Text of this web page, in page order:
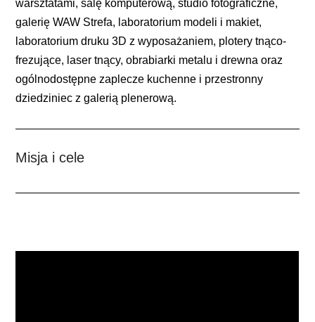
warsztatami, salę komputerową, studio fotograficzne,
galerię WAW Strefa, laboratorium modeli i makiet,
laboratorium druku 3D z wyposażaniem, plotery tnąco-
frezujące, laser tnący, obrabiarki metalu i drewna oraz
ogólnodostępne zaplecze kuchenne i przestronny
dziedziniec z galerią plenerową.
Misja i cele